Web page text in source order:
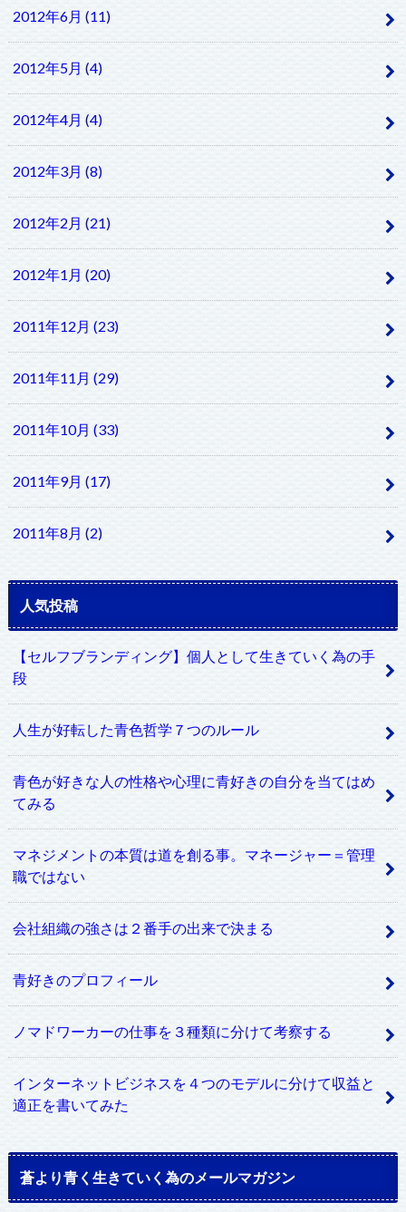
2012年6月 (11)
2012年5月 (4)
2012年4月 (4)
2012年3月 (8)
2012年2月 (21)
2012年1月 (20)
2011年12月 (23)
2011年11月 (29)
2011年10月 (33)
2011年9月 (17)
2011年8月 (2)
人気投稿
【セルフブランディング】個人として生きていく為の手
段
人生が好転した青色哲学７つのルール
青色が好きな人の性格や心理に青好きの自分を当てはめ
てみる
マネジメントの本質は道を創る事。マネージャー＝管理
職ではない
会社組織の強さは２番手の出来で決まる
青好きのプロフィール
ノマドワーカーの仕事を３種類に分けて考察する
インターネットビジネスを４つのモデルに分けて収益と
適正を書いてみた
蒼より青く生きていく為のメールマガジン